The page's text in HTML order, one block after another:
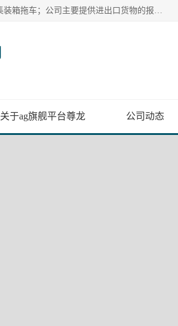
广州市盈亿物流有限公司主要从事：南沙港集装箱拖车、蛇口港集装箱拖车、盐田港集装箱拖车；公司主要提供进出口货物的报关报检、集装箱拖车、特种柜拖车、散货车、仓储搬运、装拆箱配送等港口物流服务。服务区域涵盖全国，起运港口：黄埔港、南沙港、盐田港、蛇口港等码头以及广州白云机场和火车站如南沙港火车站、 大朗、增城西、石龙等货运站。
关于ag旗舰平台尊龙 公司动态